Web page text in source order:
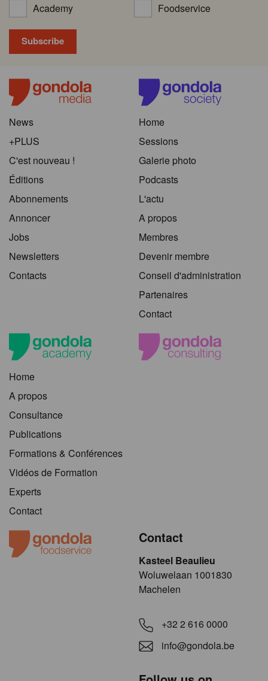
Academy
Foodservice
News
+PLUS
C'est nouveau !
Éditions
Abonnements
Annoncer
Jobs
Newsletters
Contacts
Home
Sessions
Galerie photo
Podcasts
L'actu
A propos
Membres
Devenir membre
Conseil d'administration
Partenaires
Contact
Home
A propos
Consultance
Publications
Formations & Conférences
Vidéos de Formation
Experts
Contact
Contact
Kasteel Beaulieu
​​​Woluwelaan 1001830
Machelen
+32 2 616 0000
info@gondola.be